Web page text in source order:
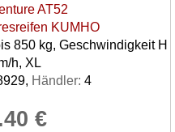
AT52
KUMHO
850 kg, Geschwindigkeit H
h, XL
Händler: 4
€